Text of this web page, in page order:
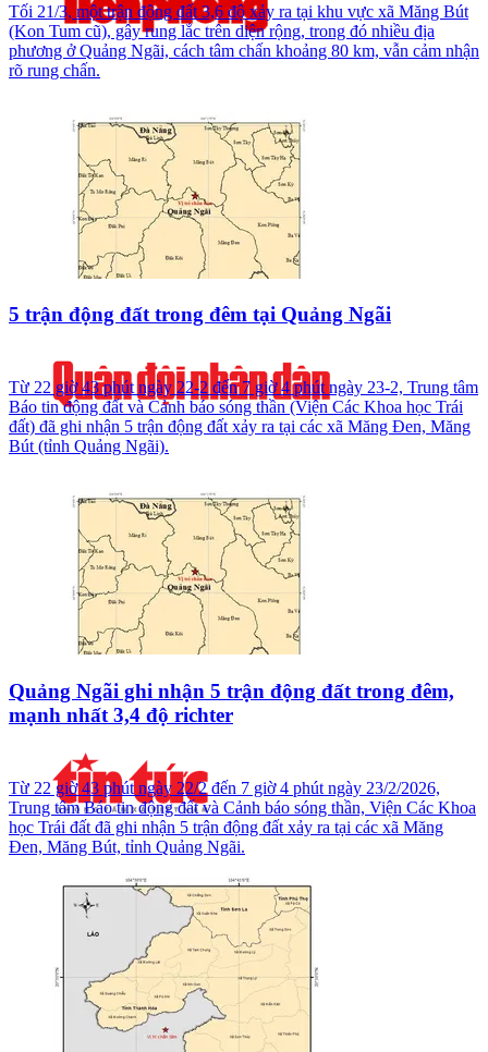
Tối 21/3, một trận động đất 3,6 độ xảy ra tại khu vực xã Măng Bút
(Kon Tum cũ), gây rung lắc trên diện rộng, trong đó nhiều địa
phương ở Quảng Ngãi, cách tâm chấn khoảng 80 km, vẫn cảm nhận
rõ rung chấn.
5 trận động đất trong đêm tại Quảng Ngãi
Từ 22 giờ 43 phút ngày 22-2 đến 7 giờ 4 phút ngày 23-2, Trung tâm
Báo tin động đất và Cảnh báo sóng thần (Viện Các Khoa học Trái
đất) đã ghi nhận 5 trận động đất xảy ra tại các xã Măng Đen, Măng
Bút (tỉnh Quảng Ngãi).
Quảng Ngãi ghi nhận 5 trận động đất trong đêm,
mạnh nhất 3,4 độ richter
Từ 22 giờ 43 phút ngày 22/2 đến 7 giờ 4 phút ngày 23/2/2026,
Trung tâm Báo tin động đất và Cảnh báo sóng thần, Viện Các Khoa
học Trái đất đã ghi nhận 5 trận động đất xảy ra tại các xã Măng
Đen, Măng Bút, tỉnh Quảng Ngãi.